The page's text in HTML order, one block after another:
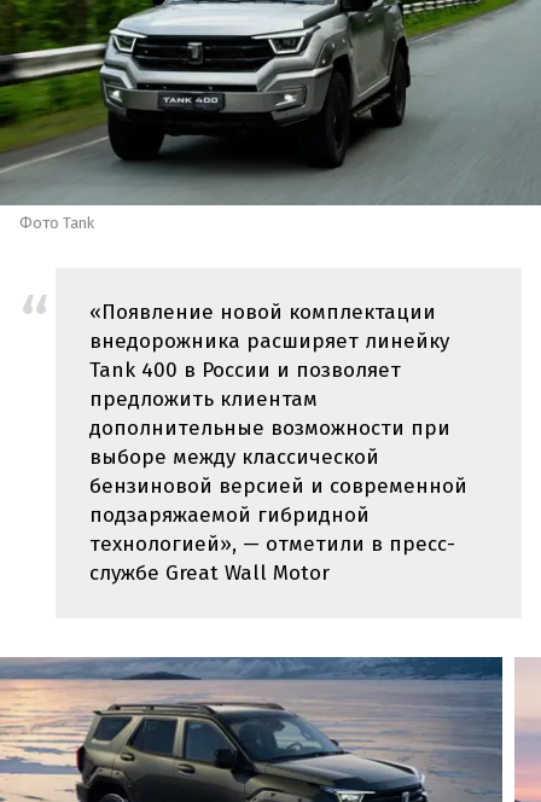
Фото Tank
«Появление новой комплектации
внедорожника расширяет линейку
Tank 400 в России и позволяет
предложить клиентам
дополнительные возможности при
выборе между классической
бензиновой версией и современной
подзаряжаемой гибридной
технологией», — отметили в пресс-
службе Great Wall Motor